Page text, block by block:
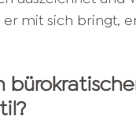
mit sich bringt,